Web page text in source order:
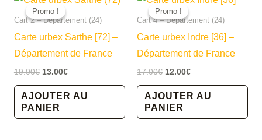
Promo !
Promo !
Cart 2 – Département (24)
Carte urbex Sarthe [72] –
Département de France
19.00€ Le
initial
était :
19.00€.
13.00€Le
actuel
AJOUTER AU
PANIER
Promo !
Promo !
Cart 4 – Département (24)
Carte urbex Indre [36] –
Département de France
17.00€ Le
initial
était :
17.00€.
12.00€Le
actuel
AJOUTER AU
PANIER